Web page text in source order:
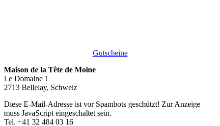
Gutscheine
Maison de la Tête de Moine
Le Domaine 1
2713 Bellelay, Schweiz
Diese E-Mail-Adresse ist vor Spambots geschützt! Zur Anzeige
muss JavaScript eingeschaltet sein.
Tel. +41 32 484 03 16